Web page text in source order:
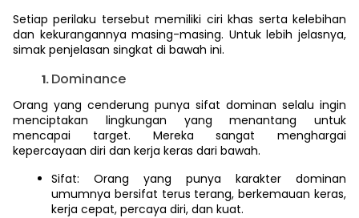
Setiap perilaku tersebut memiliki ciri khas serta kelebihan
dan kekurangannya masing-masing. Untuk lebih jelasnya,
simak penjelasan singkat di bawah ini.
Dominance
Orang yang cenderung punya sifat dominan selalu ingin
menciptakan lingkungan yang menantang untuk
mencapai target. Mereka sangat menghargai
kepercayaan diri dan kerja keras dari bawah.
Sifat: Orang yang punya karakter dominan
umumnya bersifat terus terang, berkemauan keras,
kerja cepat, percaya diri, dan kuat.